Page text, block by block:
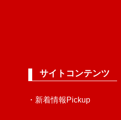
サイトコンテンツ
・新着情報Pickup